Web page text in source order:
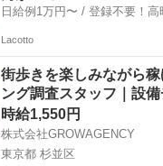
日給例1万円〜 / 登録
Lacotto
街歩きを楽しみながら
ング調査スタッフ｜設
時給1,550円
株式会社GROWAGENCY
東京都 杉並区